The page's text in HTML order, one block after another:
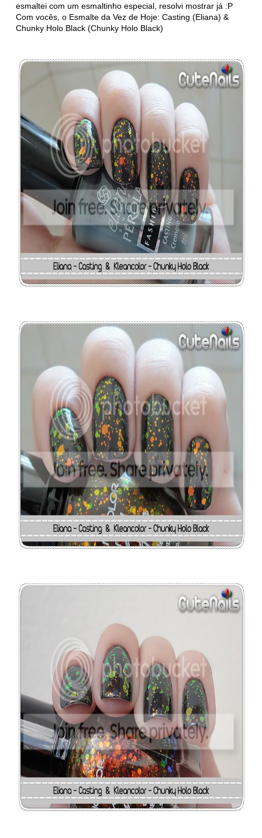
esmaltei com um esmaltinho especial, resolvi mostrar já :P
Com vocês, o Esmalte da Vez de Hoje: Casting (Eliana) &
Chunky Holo Black (Chunky Holo Black)